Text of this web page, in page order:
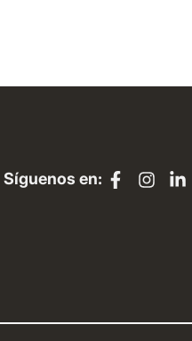
Síguenos en: